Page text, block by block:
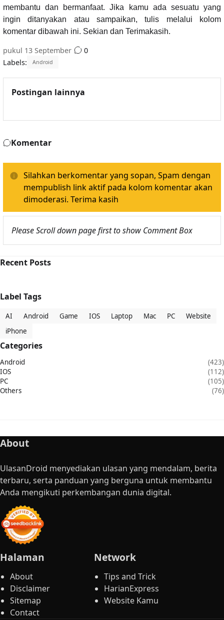
membantu dan bermanfaat. Jika kamu ada sesuatu yang
ingin ditanyakan atau sampaikan, tulis melalui kolom
komentar dibawah ini. Sekian dan Terimakasih.
pukul 13 September
0
Labels:
Android
Postingan lainnya
Komentar
Silahkan berkomentar yang sopan, Spam dengan
mempublish link aktif pada kolom komentar akan
dimoderasi. Terima kasih
Please Scroll down page first to show Comment Box
Recent Posts
Label Tags
AI Android Game IOS Laptop Mac PC
Website
iPhone
Categories
Android
(423)
IOS
(112)
PC
(105)
Others
(76)
About
UlasanDroid menyediakan ulasan yang mendalam, berita
terbaru, serta panduan yang berguna untuk membantu
Anda mengikuti perkembangan dunia digital.
Halaman
About
Disclaimer
Sitemap
Contact
Network
Tips and Trick
HarianExpress
Website Kamu